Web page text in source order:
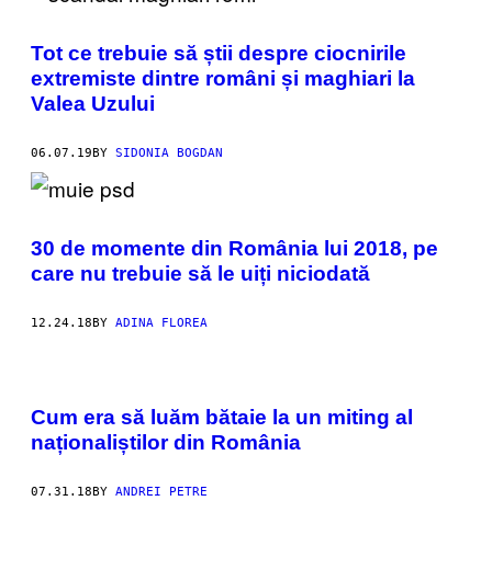
Tot ce trebuie să știi despre ciocnirile
extremiste dintre români și maghiari la
Valea Uzului
06.07.19BY SIDONIA BOGDAN
30 de momente din România lui 2018, pe
care nu trebuie să le uiți niciodată
12.24.18BY ADINA FLOREA
Cum era să luăm bătaie la un miting al
naționaliștilor din România
07.31.18 BY ANDREI PETRE